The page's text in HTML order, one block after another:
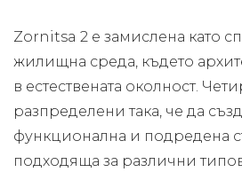
Zornitsa 2 е замислена като
жилищна среда, където
в естествената околност.
разпределени така, че да
функционална и подредена
подходяща за различни